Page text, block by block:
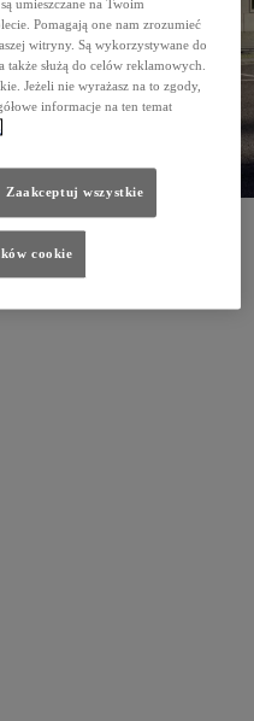
umieszczane na Twoim
Pomagają one nam zrozumieć
witryny. Są wykorzystywane do
także służą do celów reklamowych.
Jeżeli nie wyrażasz na to zgody,
informacje na ten temat
Zaakceptuj wszystkie
cookie